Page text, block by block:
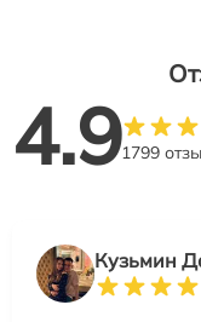
4.91799
Кузьмин